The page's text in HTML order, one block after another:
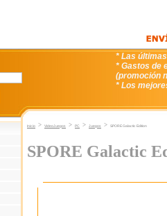
* Las
* Gastos de
(promoción
* Los
Inicio > VideoJuegos > PC > Juegos > SPORE Galactic Edition
SPORE Galactic